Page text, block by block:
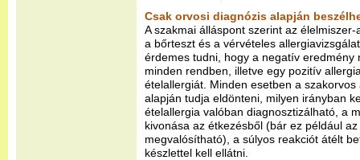
Csak orvosi diagnózis alapján
A szakmai álláspont szerint az
a bőrteszt és a vérvételes
érdemes tudni, hogy a negatív eredmény
minden rendben, illetve egy pozitív
ételallergiát. Minden esetben a
alapján tudja eldönteni, milyen irányban
ételallergia valóban diagnosztizálható, a
kivonása az étkezésből (bár ez például
megvalósítható), a súlyos reakciót átélt
készlettel kell ellátni.